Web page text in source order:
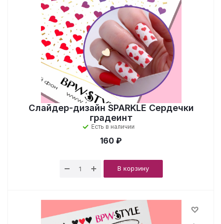
Слайдер-дизайн SPARKLE Сердечки
градеинт
Есть в наличии
160 ₽
В корзину